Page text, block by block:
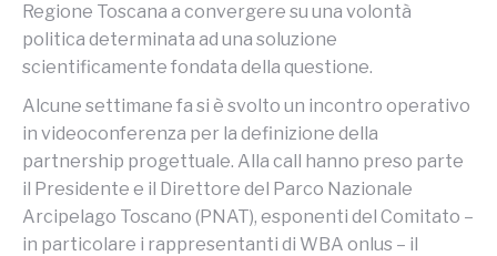
Regione Toscana a convergere su una volontà
politica determinata ad una soluzione
scientificamente fondata della questione.
Alcune settimane fa si è svolto un incontro operativo
in videoconferenza per la definizione della
partnership progettuale. Alla call hanno preso parte
il Presidente e il Direttore del Parco Nazionale
Arcipelago Toscano (PNAT), esponenti del Comitato –
in particolare i rappresentanti di WBA onlus – il